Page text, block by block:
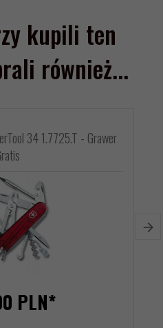
kupili ten
również...
34 1.7725.T - Grawer
PLN*